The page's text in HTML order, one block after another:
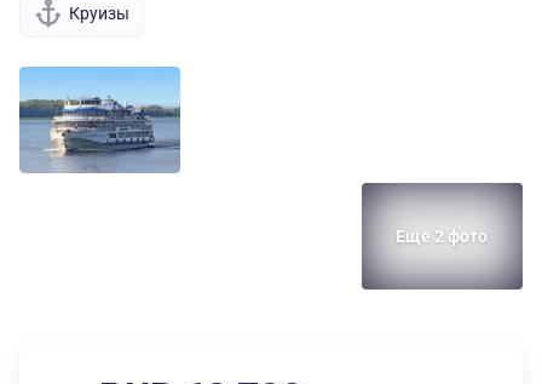
Круизы
Еще 2 фото